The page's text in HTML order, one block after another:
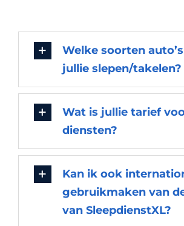
Welke soorten
jullie slepen/takelen?
Wat is jullie tarief
diensten?
Kan ik ook
gebruikmaken van
van SleepdienstXL?